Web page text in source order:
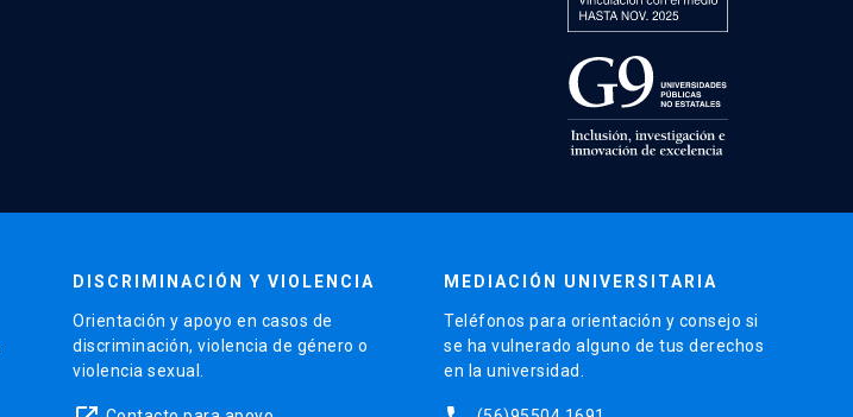
DISCRIMINACIÓN Y VIOLENCIA
Orientación y apoyo en casos de
discriminación, violencia de género o
violencia sexual.
MEDIACIÓN UNIVERSITARIA
Teléfonos para orientación y consejo si
se ha vulnerado alguno de tus derechos
en la universidad.